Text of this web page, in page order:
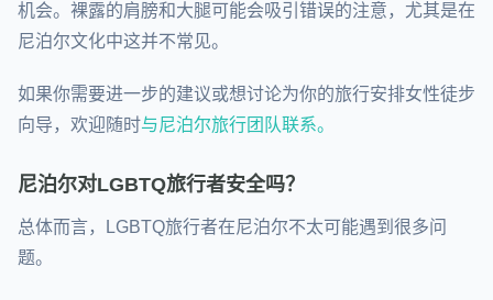
机会。裸露的肩膀和大腿可能会吸引错误的注意，尤其是在
尼泊尔文化中这并不常见。
如果你需要进一步的建议或想讨论为你的旅行安排女性徒步
向导，欢迎随时与尼泊尔旅行团队联系。
尼泊尔对LGBTQ旅行者安全吗？
总体而言，LGBTQ旅行者在尼泊尔不太可能遇到很多问
题。